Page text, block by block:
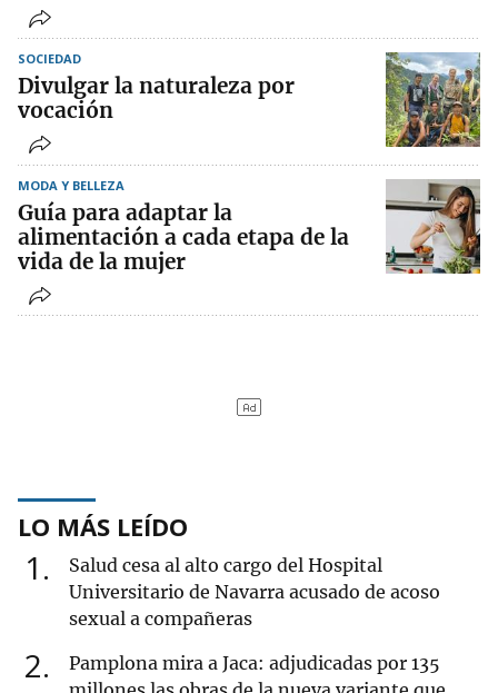
SOCIEDAD
Divulgar la naturaleza por
vocación
MODA Y BELLEZA
Guía para adaptar la
alimentación a cada etapa de la
vida de la mujer
LO MÁS LEÍDO
1
Salud cesa al alto cargo del Hospital
Universitario de Navarra acusado de acoso
sexual a compañeras
2
Pamplona mira a Jaca: adjudicadas por 135